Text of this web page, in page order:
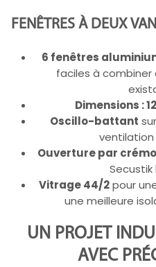
FENÊTRES À DEUX
6 fenêtres
faciles à combiner
Dimensions :
Oscillo-battant
ventilation
Ouverture par
Secustik
Vitrage 44/2pour
une meilleure
UN PROJET
AVEC